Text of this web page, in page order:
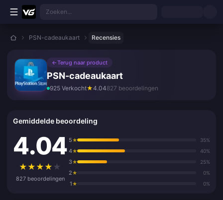
Ga direct naar de hoofdinhoud
Zoeken...
PSN-cadeaukaart Recensies
←Terug naar product
PSN-cadeaukaart
925 Verkocht★4.04827 beoordelingen
Gemiddelde beoordeling
4.04
★ ★ ★ ★ ★
827 beoordelingen
5★ 35%
4★ 40%
3★ 25%
2★ 0%
1★ 0%